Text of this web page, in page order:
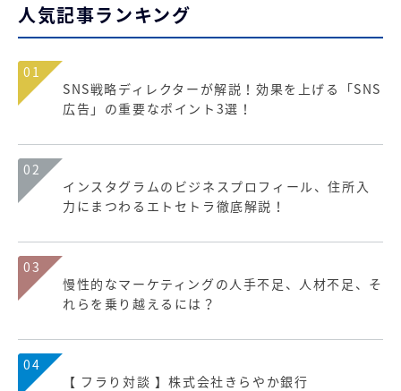
人気記事ランキング
01
SNS戦略ディレクターが解説！効果を上げる「SNS
広告」の重要なポイント3選！
02
インスタグラムのビジネスプロフィール、住所入
力にまつわるエトセトラ徹底解説！
03
慢性的なマーケティングの人手不足、人材不足、そ
れらを乗り越えるには？
04
【 フラり対談 】株式会社きらやか銀行